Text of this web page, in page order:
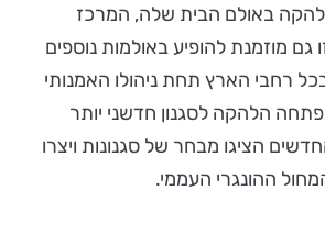
באולם הבית שלה, המרכז
גם מוזמנת להופיע באולמות נוספים
רחבי הארץ תחת ניהולו האמנותי
הלהקה לסגנון חדשני יותר
הציגו מבחר של סגנונות ויצרו
ההונגרי העממי.